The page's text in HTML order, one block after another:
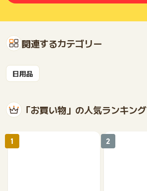
関連するカテゴリー
日用品
「お買い物」の人気ランキング
1 2